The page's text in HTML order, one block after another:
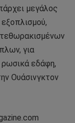
μεγάλος
για
εδάφη,
Ουάσινγκτον